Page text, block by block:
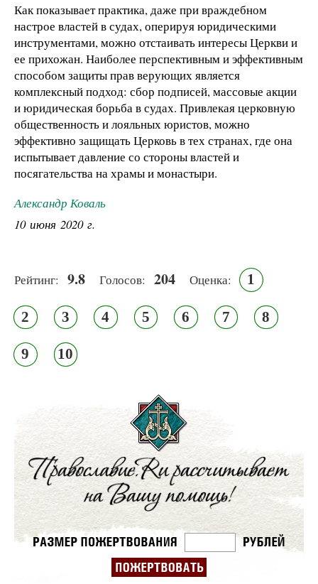
Как показывает практика, даже при враждебном
настрое властей в судах, оперируя юридическими
инструментами, можно отстаивать интересы Церкви и
ее прихожан. Наиболее перспективным и эффективным
способом защиты прав верующих является
комплексный подход: сбор подписей, массовые акции
и юридическая борьба в судах. Привлекая церковную
общественность и лояльных юристов, можно
эффективно защищать Церковь в тех странах, где она
испытывает давление со стороны властей и
посягательства на храмы и монастыри.
Александр Коваль
10 июня 2020 г.
Рейтинг: 9.8 Голосов: 204 Оценка: 1
2 3 4 5 6 7 8
9 10